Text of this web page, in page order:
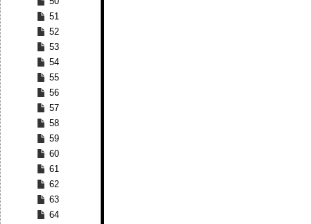
51
52
53
54
55
56
57
58
59
60
61
62
63
64